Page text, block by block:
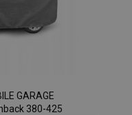
GARAGE
380-425